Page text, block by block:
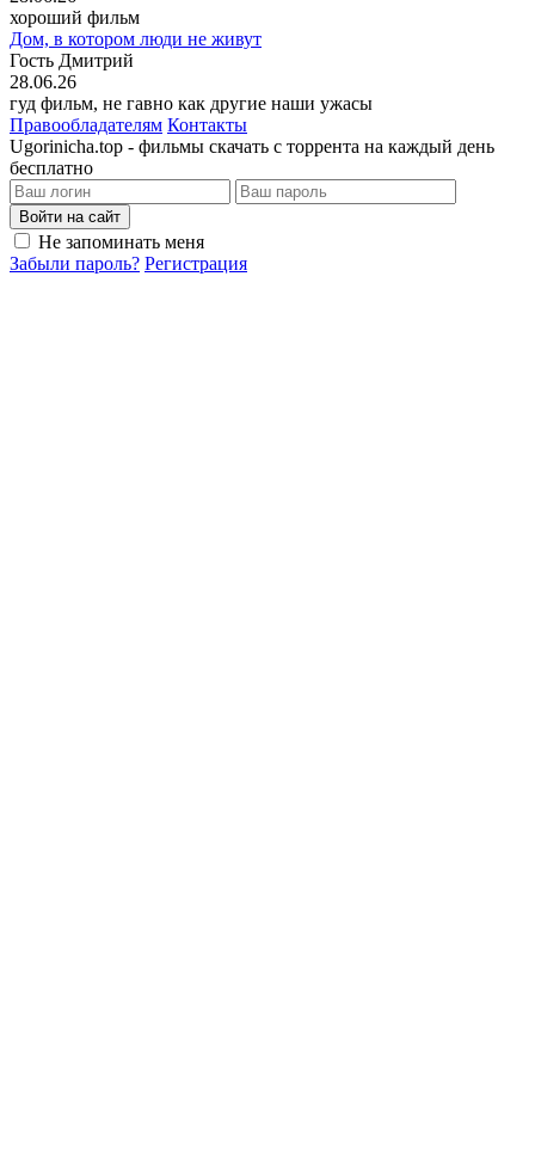
хороший фильм
Дом, в котором люди не живут
Гость Дмитрий
28.06.26
гуд фильм, не гавно как другие наши ужасы
Правообладателям Контакты
Ugorinicha.top - фильмы скачать с торрента на каждый день
бесплатно
Войти на сайт
Не запоминать меня
Забыли пароль? Регистрация